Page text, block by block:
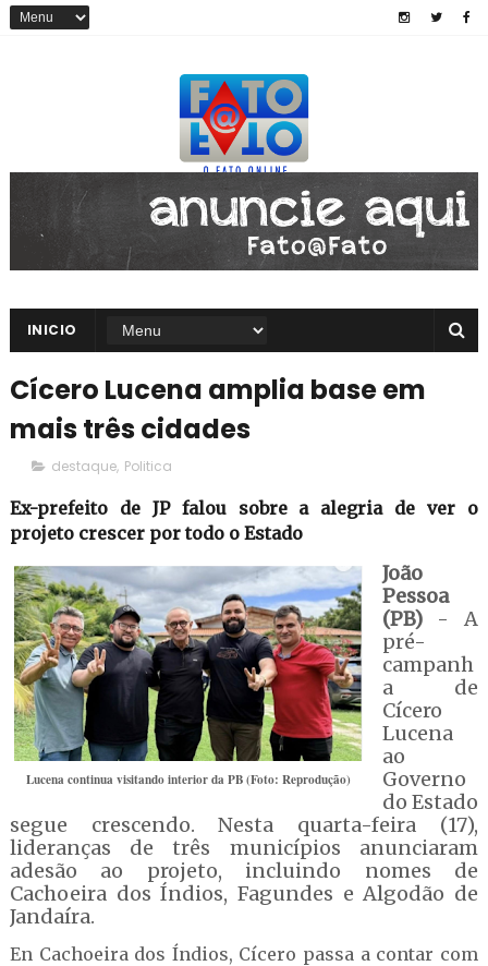
INICIO
Cícero Lucena amplia base em
mais três cidades
destaque, Politica
Ex-prefeito de JP falou sobre a alegria de ver o
projeto crescer por todo o Estado
Lucena continua visitando interior da PB (Foto: Reprodução)
João
Pessoa
(PB)- A
pré-
campanh
a de
Cícero
Lucena
ao
Governo
do Estado
segue crescendo. Nesta quarta-feira (17),
lideranças de três municípios anunciaram
adesão ao projeto, incluindo nomes de
Cachoeira dos Índios, Fagundes e Algodão de
Jandaíra.
En Cachoeira dos Índios, Cícero passa a contar com